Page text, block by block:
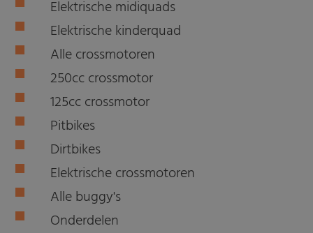
Elektrische midiquads
Elektrische kinderquad
Alle crossmotoren
250cc crossmotor
125cc crossmotor
Pitbikes
Dirtbikes
Elektrische crossmotoren
Alle buggy's
Onderdelen